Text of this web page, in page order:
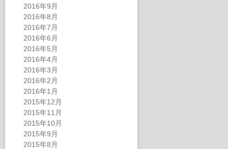
2016年9月
2016年8月
2016年7月
2016年6月
2016年5月
2016年4月
2016年3月
2016年2月
2016年1月
2015年12月
2015年11月
2015年10月
2015年9月
2015年8月